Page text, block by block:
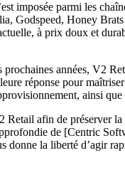
imposée parmi les
Godspeed, Honey
à prix doux et
années, V2
réponse pour
ainsi
afin de préserver
de [Centric
la liberté d’agir